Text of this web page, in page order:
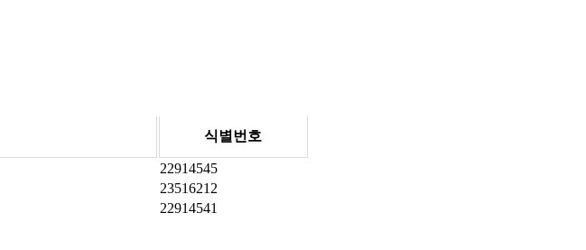
식별번호
22914545
23516212
22914541